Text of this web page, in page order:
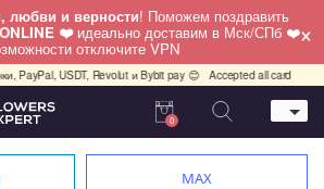
любви и верности! Поможем поздравить
❤️ идеально доставим в Мск/СПб ❤️
отключите VPN ×
USDT, Revolut и Bybit pay 😊 Accepted all cards, PayPal,
05
0
MAX